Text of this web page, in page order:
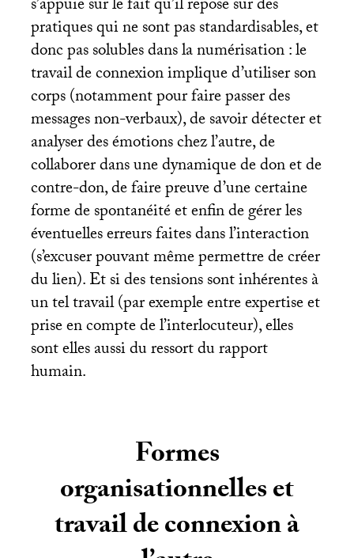
s’appuie sur le fait qu’il repose sur des
pratiques qui ne sont pas standardisables, et
donc pas solubles dans la numérisation : le
travail de connexion implique d’utiliser son
corps (notamment pour faire passer des
messages non-verbaux), de savoir détecter et
analyser des émotions chez l’autre, de
collaborer dans une dynamique de don et de
contre-don, de faire preuve d’une certaine
forme de spontanéité et enfin de gérer les
éventuelles erreurs faites dans l’interaction
(s’excuser pouvant même permettre de créer
du lien). Et si des tensions sont inhérentes à
un tel travail (par exemple entre expertise et
prise en compte de l’interlocuteur), elles
sont elles aussi du ressort du rapport
humain.
Formes
organisationnelles et
travail de connexion à